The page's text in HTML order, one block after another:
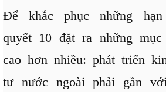
Để khắc phục những
quyết 10 đặt ra những
cao hơn nhiều: phát triển
tư nước ngoài phải gắn